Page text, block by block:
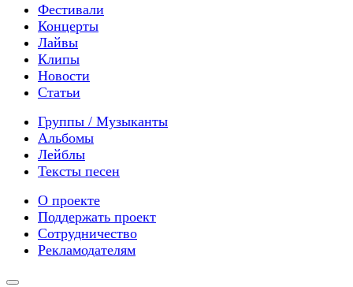
Фестивали
Концерты
Лайвы
Клипы
Новости
Статьи
Группы / Музыканты
Альбомы
Лейблы
Тексты песен
О проекте
Поддержать проект
Сотрудничество
Рекламодателям